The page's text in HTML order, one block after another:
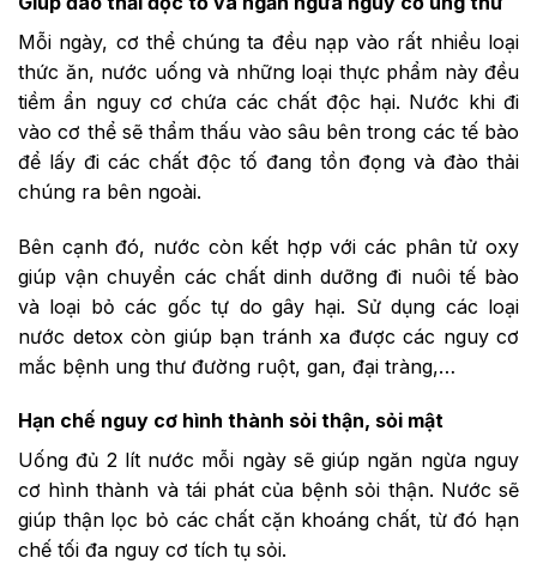
Mỗi ngày, cơ thể chúng ta đều nạp vào rất nhiều loại
thức ăn, nước uống và những loại thực phẩm này đều
tiềm ẩn nguy cơ chứa các chất độc hại. Nước khi đi
vào cơ thể sẽ thẩm thấu vào sâu bên trong các tế bào
để lấy đi các chất độc tố đang tồn đọng và đào thải
chúng ra bên ngoài.
Bên cạnh đó, nước còn kết hợp với các phân tử oxy
giúp vận chuyển các chất dinh dưỡng đi nuôi tế bào
và loại bỏ các gốc tự do gây hại. Sử dụng các loại
nước detox còn giúp bạn tránh xa được các nguy cơ
mắc bệnh ung thư đường ruột, gan, đại tràng,…
Hạn chế nguy cơ hình thành sỏi thận, sỏi mật
Uống đủ 2 lít nước mỗi ngày sẽ giúp ngăn ngừa nguy
cơ hình thành và tái phát của bệnh sỏi thận. Nước sẽ
giúp thận lọc bỏ các chất cặn khoáng chất, từ đó hạn
chế tối đa nguy cơ tích tụ sỏi.